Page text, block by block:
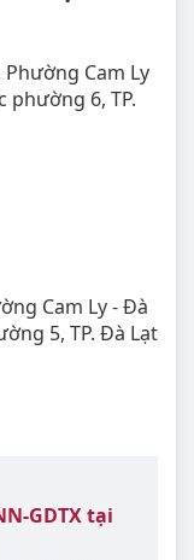
Cam Ly
phường 6, TP.
Cam Ly - Đà
5, TP. Đà Lạt
GDTX tại